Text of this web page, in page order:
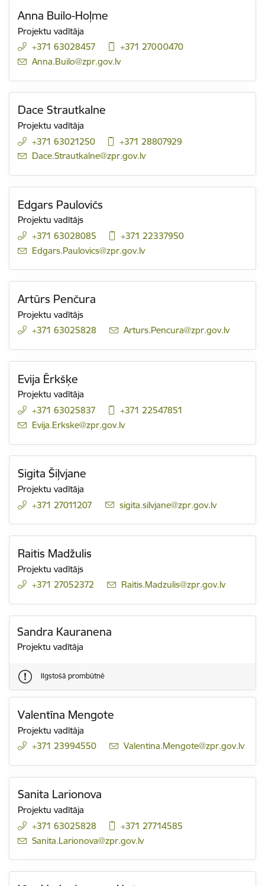
Anna Builo-Hoļme
Projektu vadītāja
+371 63028457
+371 27000470
E-pasts:
Anna.Builo@zpr.gov.lv
Dace Strautkalne
Projektu vadītāja
+371 63021250
+371 28807929
E-pasts:
Dace.Strautkalne@zpr.gov.lv
Edgars Paulovičs
Projektu vadītājs
+371 63028085
+371 22337950
E-pasts:
Edgars.Paulovics@zpr.gov.lv
Artūrs Penčura
Projektu vadītājs
+371 63025828
E-pasts:
Arturs.Pencura@zpr.gov.lv
Evija Ērkšķe
Projektu vadītāja
+371 63025837
+371 22547851
E-pasts:
Evija.Erkske@zpr.gov.lv
Sigita Šiļvjane
Projektu vadītāja
+371 27011207
E-pasts:
sigita.silvjane@zpr.gov.lv
Raitis Madžulis
Projektu vadītājs
+371 27052372
E-pasts:
Raitis.Madzulis@zpr.gov.lv
Sandra Kauranena
Projektu vadītāja
Ilgstošā prombūtnē
Valentīna Mengote
Projektu vadītāja
+371 23994550
E-pasts:
Valentina.Mengote@zpr.gov.lv
Sanita Larionova
Projektu vadītāja
+371 63025828
+371 27714585
E-pasts:
Sanita.Larionova@zpr.gov.lv